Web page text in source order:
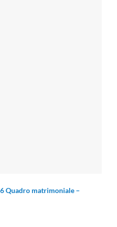
Quadro matrimoniale –